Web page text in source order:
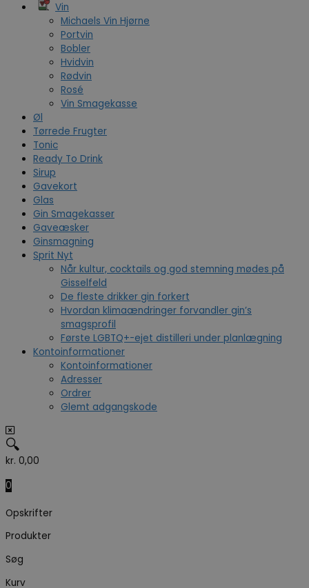
Vin
Michaels Vin Hjørne
Portvin
Bobler
Hvidvin
Rødvin
Rosé
Vin Smagekasse
Øl
Tørrede Frugter
Tonic
Ready To Drink
Sirup
Gavekort
Glas
Gin Smagekasser
Gaveæsker
Ginsmagning
Sprit Nyt
Når kultur, cocktails og god stemning mødes på
Gisselfeld
De fleste drikker gin forkert
Hvordan klimaændringer forvandler gin’s
smagsprofil
Første LGBTQ+-ejet distilleri under planlægning
Kontoinformationer
Kontoinformationer
Adresser
Ordrer
Glemt adgangskode
🔍
kr. 0,00
0
Opskrifter
Produkter
Søg
Kurv